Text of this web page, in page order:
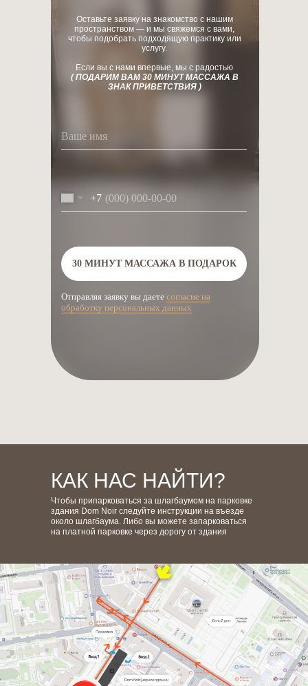
+7
30 МИНУТ МАССАЖА В ПОДАРОК
Отправляя заявку вы даете согласие на
обработку персональных данных
Оставьте заявку на знакомство с нашим
пространством — и мы свяжемся с вами,
чтобы подобрать подходящую практику или
услугу.
Если вы с нами впервые, мы с радостью
( ПОДАРИМ ВАМ 30 МИНУТ МАССАЖА В
ЗНАК ПРИВЕТСТВИЯ )
КАК НАС НАЙТИ?
Чтобы припарковаться за шлагбаумом на парковке
здания Dom Noir следуйте инструкции на въезде
около шлагбаума. Либо вы можете запарковаться
на платной парковке через дорогу от здания